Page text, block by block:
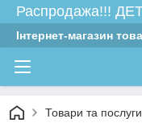
Распродажа!!!
Інтернет-магазин
Товари та послуги